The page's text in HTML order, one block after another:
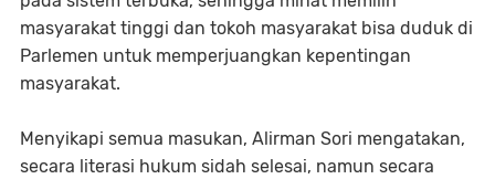
masyarakat tinggi dan tokoh masyarakat bisa duduk di
Parlemen untuk memperjuangkan kepentingan
masyarakat.
Menyikapi semua masukan, Alirman Sori mengatakan,
secara literasi hukum sidah selesai, namun secara